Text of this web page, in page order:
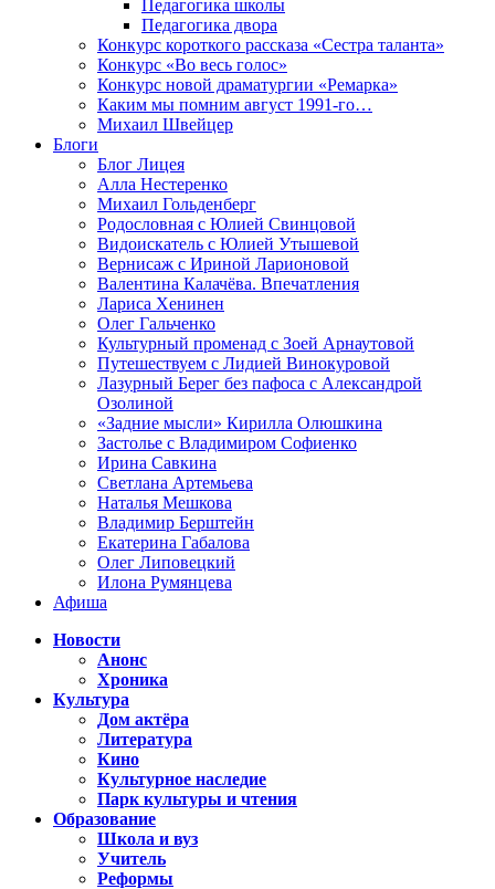
Педагогика школы
Педагогика двора
Конкурс короткого рассказа «Сестра таланта»
Конкурс «Во весь голос»
Конкурс новой драматургии «Ремарка»
Каким мы помним август 1991-го…
Михаил Швейцер
Блоги
Блог Лицея
Алла Нестеренко
Михаил Гольденберг
Родословная с Юлией Свинцовой
Видоискатель с Юлией Утышевой
Вернисаж с Ириной Ларионовой
Валентина Калачёва. Впечатления
Лариса Хенинен
Олег Гальченко
Культурный променад с Зоей Арнаутовой
Путешествуем с Лидией Винокуровой
Лазурный Берег без пафоса с Александрой
Озолиной
«Задние мысли» Кирилла Олюшкина
Застолье с Владимиром Софиенко
Ирина Савкина
Светлана Артемьева
Наталья Мешкова
Владимир Берштейн
Екатерина Габалова
Олег Липовецкий
Илона Румянцева
Афиша
Новости
Анонс
Хроника
Культура
Дом актёра
Литература
Кино
Культурное наследие
Парк культуры и чтения
Образование
Школа и вуз
Учитель
Реформы